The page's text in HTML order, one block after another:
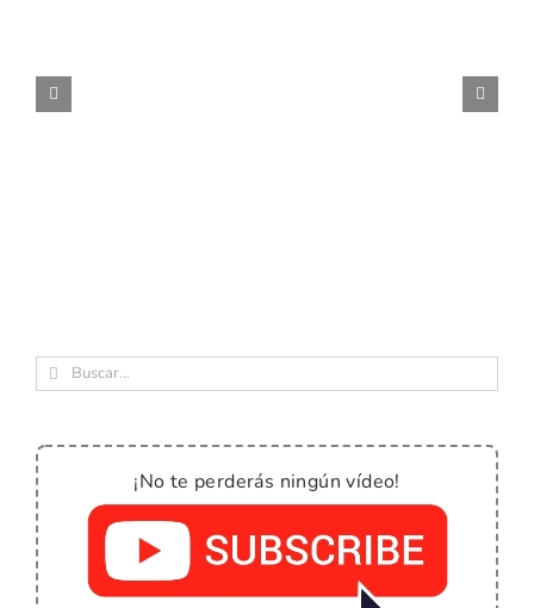
Buscar:
¡No te perderás ningún vídeo!